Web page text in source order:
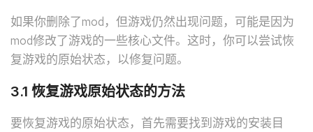
如果你删除了mod，但游戏仍然出现问题，可能是因为
mod修改了游戏的一些核心文件。这时，你可以尝试恢
复游戏的原始状态，以修复问题。
3.1 恢复游戏原始状态的方法
要恢复游戏的原始状态，首先需要找到游戏的安装目